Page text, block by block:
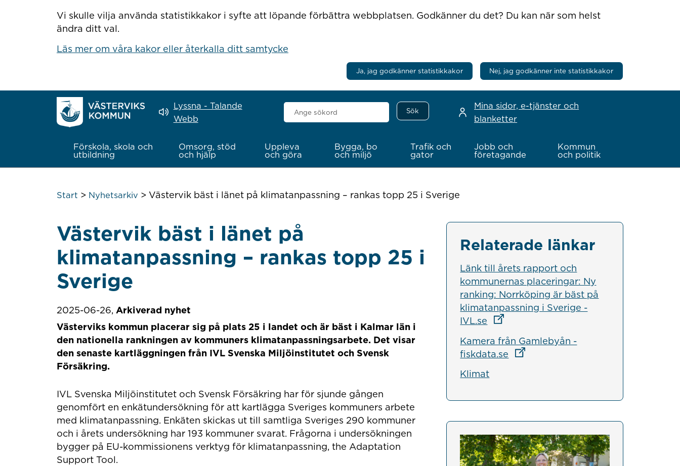
Vi skulle vilja använda statistikkakor i syfte att löpande förbättra webbplatsen. Godkänner du det? Du kan när som helst
ändra ditt val.
Läs mer om våra kakor eller återkalla ditt samtycke
Ja, jag godkänner statistikkakor Nej, jag godkänner inte statistikkakor
Lyssna - Talande
Webb
Sök
här
Mina sidor, e-tjänster och
blanketter
Förskola, skola och
utbildning
Omsorg, stöd
och hjälp
Uppleva
och göra
Bygga, bo
och miljö
Trafik och
gator
Jobb och
företagande
Kommun
och politik
Start > Nyhetsarkiv > Västervik bäst i länet på klimatanpassning – rankas topp 25 i Sverige
Västervik bäst i länet på
klimatanpassning – rankas topp 25 i
Sverige
2025-06-26, Arkiverad nyhet
Västerviks kommun placerar sig på plats 25 i landet och är bäst i Kalmar län i
den nationella rankningen av kommuners klimatanpassningsarbete. Det visar
den senaste kartläggningen från IVL Svenska Miljöinstitutet och Svensk
Försäkring.
IVL Svenska Miljöinstitutet och Svensk Försäkring har för sjunde gången
genomfört en enkätundersökning för att kartlägga Sveriges kommuners arbete
med klimatanpassning. Enkäten skickas ut till samtliga Sveriges 290 kommuner
och i årets undersökning har 193 kommuner svarat. Frågorna i undersökningen
bygger på EU-kommissionens verktyg för klimatanpassning, the Adaptation
Support Tool.
Relaterade länkar
Länk till årets rapport och
kommunernas placeringar: Ny
ranking: Norrköping är bäst på
klimatanpassning i Sverige -
IVL.se Länk till annan webbplats
Kamera från Gamlebyån -
fiskdata.se Länk till annan webbplats
Klimat